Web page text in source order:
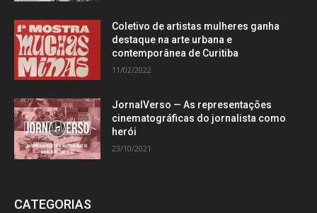
Coletivo de artistas mulheres ganha
destaque na arte urbana e
contemporânea de Curitiba
11/02/2022
JornalVerso — As representações
cinematográficas do jornalista como
herói
23/10/2021
CATEGORIAS